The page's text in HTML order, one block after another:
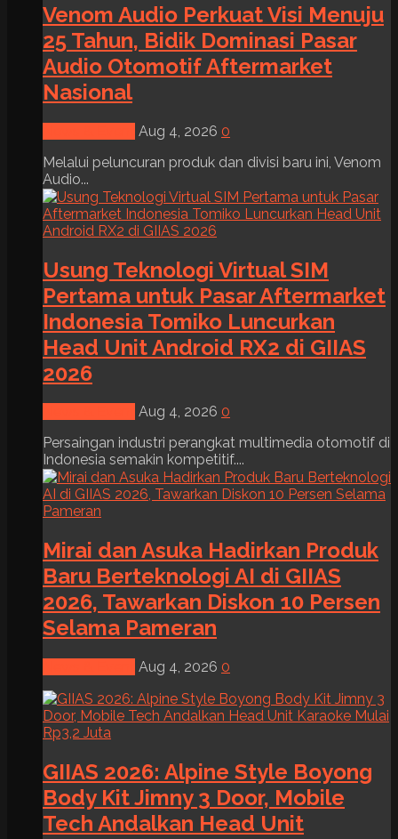
Venom Audio Perkuat Visi Menuju
25 Tahun, Bidik Dominasi Pasar
Audio Otomotif Aftermarket
Nasional
Aug 4, 2026 0
Melalui peluncuran produk dan divisi baru ini, Venom
Audio...
Usung Teknologi Virtual SIM
Pertama untuk Pasar Aftermarket
Indonesia Tomiko Luncurkan
Head Unit Android RX2 di GIIAS
2026
Aug 4, 2026 0
Persaingan industri perangkat multimedia otomotif di
Indonesia semakin kompetitif....
Mirai dan Asuka Hadirkan Produk
Baru Berteknologi AI di GIIAS
2026, Tawarkan Diskon 10 Persen
Selama Pameran
Aug 4, 2026 0
GIIAS 2026: Alpine Style Boyong
Body Kit Jimny 3 Door, Mobile
Tech Andalkan Head Unit